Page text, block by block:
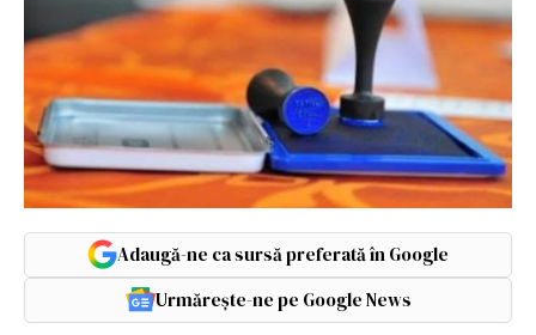
Adaugă-ne ca sursă preferată în Google
Urmărește-ne pe Google News